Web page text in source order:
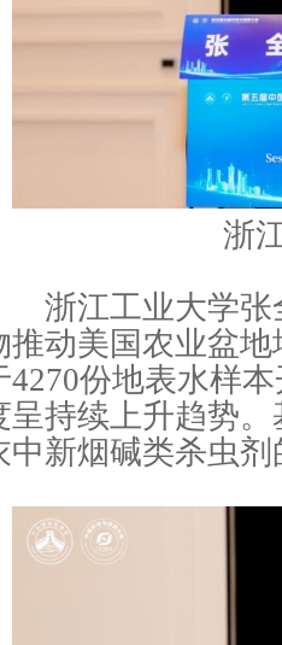
浙
江工业大学张
推动美国农业盆
4270份地表水样
呈持续上升趋势
中新烟碱类杀虫